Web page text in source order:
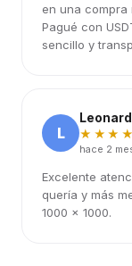
en una compra
Pagué con
sencillo y
L
hace 2
Excelente
quería y más
1000 x 1000.